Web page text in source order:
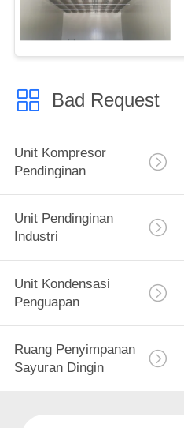
Bad Request
Unit Kompresor
Pendinginan
Unit Pendinginan
Industri
Unit Kondensasi
Penguapan
Ruang Penyimpanan
Sayuran Dingin